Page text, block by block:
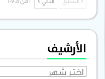
السابق التالي
الأرشيف
الأرشيف